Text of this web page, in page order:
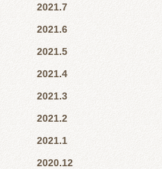
2021.7
2021.6
2021.5
2021.4
2021.3
2021.2
2021.1
2020.12